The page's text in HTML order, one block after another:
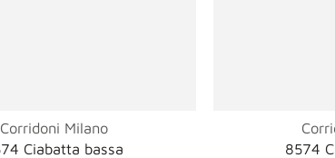
Corridoni Milano
Ciabatta bassa
8574